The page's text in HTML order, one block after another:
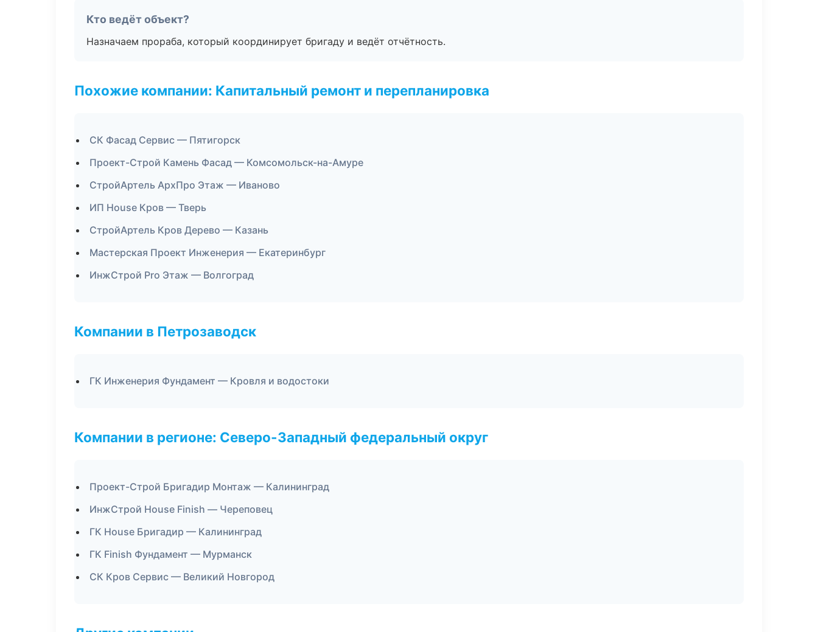
Кто ведёт объект?
Назначаем прораба, который координирует бригаду и ведёт отчётность.
Похожие компании: Капитальный ремонт и перепланировка
СК Фасад Сервис — Пятигорск
Проект-Строй Камень Фасад — Комсомольск-на-Амуре
СтройАртель АрхПро Этаж — Иваново
ИП House Кров — Тверь
СтройАртель Кров Дерево — Казань
Мастерская Проект Инженерия — Екатеринбург
ИнжСтрой Pro Этаж — Волгоград
Компании в Петрозаводск
ГК Инженерия Фундамент — Кровля и водостоки
Компании в регионе: Северо-Западный федеральный округ
Проект-Строй Бригадир Монтаж — Калининград
ИнжСтрой House Finish — Череповец
ГК House Бригадир — Калининград
ГК Finish Фундамент — Мурманск
СК Кров Сервис — Великий Новгород